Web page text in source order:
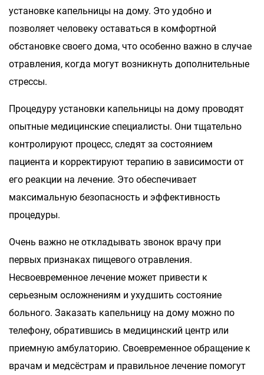
установке капельницы на дому. Это удобно и
позволяет человеку оставаться в комфортной
обстановке своего дома, что особенно важно в случае
отравления, когда могут возникнуть дополнительные
стрессы.
Процедуру установки капельницы на дому проводят
опытные медицинские специалисты. Они тщательно
контролируют процесс, следят за состоянием
пациента и корректируют терапию в зависимости от
его реакции на лечение. Это обеспечивает
максимальную безопасность и эффективность
процедуры.
Очень важно не откладывать звонок врачу при
первых признаках пищевого отравления.
Несвоевременное лечение может привести к
серьезным осложнениям и ухудшить состояние
больного. Заказать капельницу на дому можно по
телефону, обратившись в медицинский центр или
приемную амбулаторию. Своевременное обращение к
врачам и медсёстрам и правильное лечение помогут